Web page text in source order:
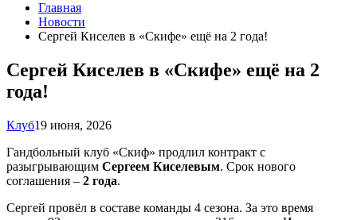
Главная
Новости
Сергей Киселев в «Скифе» ещё на 2 года!
Сергей Киселев в «Скифе» ещё на 2
года!
Клуб19 июня, 2026
Гандбольный клуб «Скиф» продлил контракт с
разыгрывающим Сергеем Киселевым. Срок нового
соглашения – 2 года.
Сергей провёл в составе команды 4 сезона. За это время